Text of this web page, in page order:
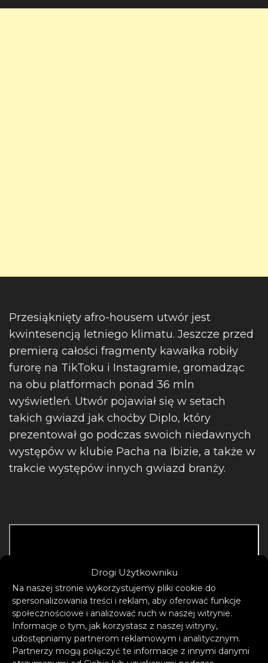
Drogi Użytkowniku
Na naszej stronie wykorzystujemy pliki cookie do
spersonalizowania treści i reklam, aby oferować funkcje
społecznościowe i analizować ruch w naszej witrynie.
Informacje o tym, jak korzystasz z naszej witryny,
udostępniamy partnerom reklamowym i analitycznym.
Partnerzy mogą połączyć te informacje z innymi danymi
Przesiąknięty afro-housem utwór jest
kwintesencją letniego klimatu. Jeszcze przed
premierą całości fragmenty kawałka robiły
furorę na TikToku i Instagramie, gromadząc
na obu platformach ponad 36 mln
wyświetleń. Utwór pojawiał się w setach
takich gwiazd jak choćby Diplo, który
prezentował go podczas swoich niedawnych
występów w klubie Pacha na Ibizie, a także w
trakcie występów innych gwiazd branży.